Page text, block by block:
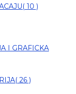
10 )
I GRAFICKA
26 )